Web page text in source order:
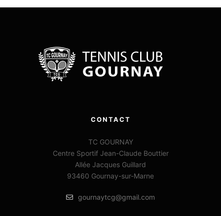
CONTACT
TC GOURNAY
Centre Sportif Jean-Claude Bouttier
Allée Jacques Guillard
93460 Gournay-sur-Marne
gournaytcg@gmail.com